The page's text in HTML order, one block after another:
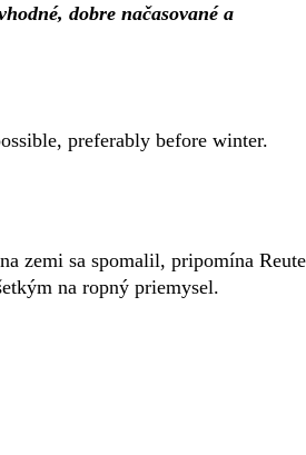
dobre načasované a
preferably before winter.
zemi sa spomalil, pripomína
na ropný priemysel.